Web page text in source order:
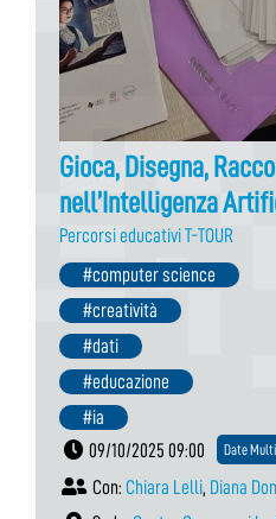
Gioca, Disegna,
nell’Intelligenza
Percorsi educativi T-TOUR
#computer science
#creatività
#dati
#educazione
#ia
09/10/2025 09:00
Date
Con: Chiara Lelli, Diana